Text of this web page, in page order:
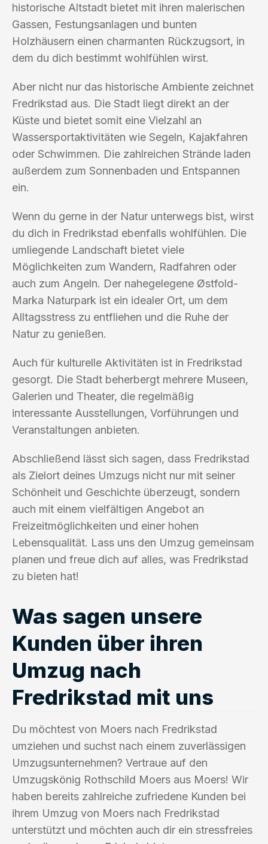
historische Altstadt bietet mit ihren malerischen
Gassen, Festungsanlagen und bunten
Holzhäusern einen charmanten Rückzugsort, in
dem du dich bestimmt wohlfühlen wirst.
Aber nicht nur das historische Ambiente zeichnet
Fredrikstad aus. Die Stadt liegt direkt an der
Küste und bietet somit eine Vielzahl an
Wassersportaktivitäten wie Segeln, Kajakfahren
oder Schwimmen. Die zahlreichen Strände laden
außerdem zum Sonnenbaden und Entspannen
ein.
Wenn du gerne in der Natur unterwegs bist, wirst
du dich in Fredrikstad ebenfalls wohlfühlen. Die
umliegende Landschaft bietet viele
Möglichkeiten zum Wandern, Radfahren oder
auch zum Angeln. Der nahegelegene Østfold-
Marka Naturpark ist ein idealer Ort, um dem
Alltagsstress zu entfliehen und die Ruhe der
Natur zu genießen.
Auch für kulturelle Aktivitäten ist in Fredrikstad
gesorgt. Die Stadt beherbergt mehrere Museen,
Galerien und Theater, die regelmäßig
interessante Ausstellungen, Vorführungen und
Veranstaltungen anbieten.
Abschließend lässt sich sagen, dass Fredrikstad
als Zielort deines Umzugs nicht nur mit seiner
Schönheit und Geschichte überzeugt, sondern
auch mit einem vielfältigen Angebot an
Freizeitmöglichkeiten und einer hohen
Lebensqualität. Lass uns den Umzug gemeinsam
planen und freue dich auf alles, was Fredrikstad
zu bieten hat!
Was sagen unsere
Kunden über ihren
Umzug nach
Fredrikstad mit uns
Du möchtest von Moers nach Fredrikstad
umziehen und suchst nach einem zuverlässigen
Umzugsunternehmen? Vertraue auf den
Umzugskönig Rothschild Moers aus Moers! Wir
haben bereits zahlreiche zufriedene Kunden bei
ihrem Umzug von Moers nach Fredrikstad
unterstützt und möchten auch dir ein stressfreies